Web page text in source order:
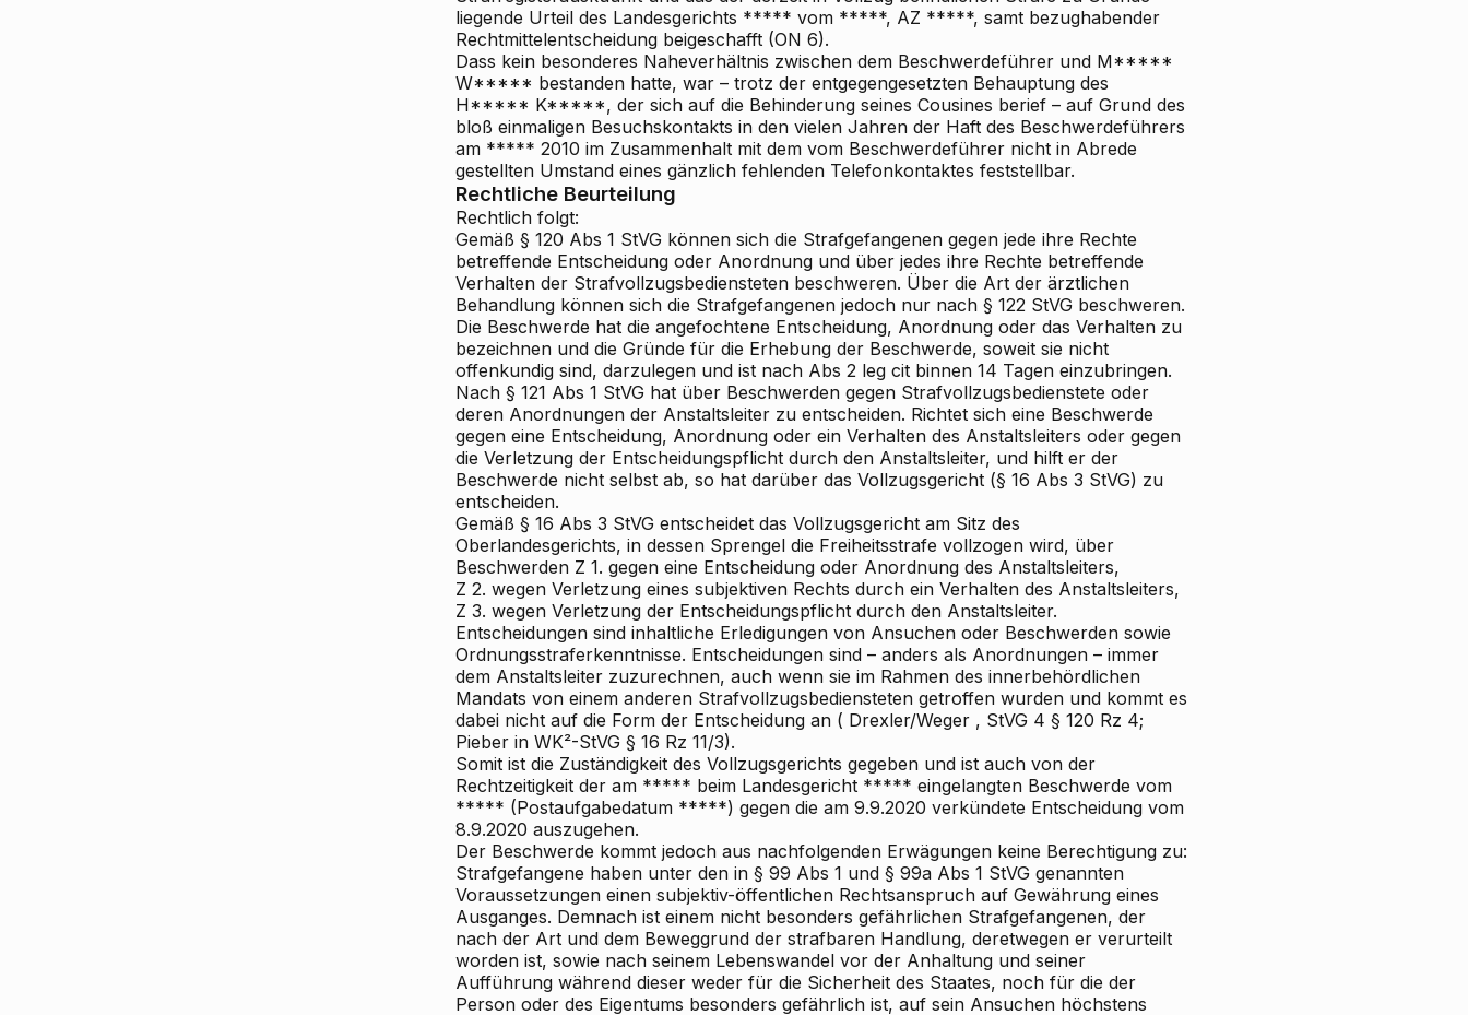
liegende Urteil des Landesgerichts ***** vom *****, AZ *****, samt bezughabender
Rechtmittelentscheidung beigeschafft (ON 6).
Dass kein besonderes Naheverhältnis zwischen dem Beschwerdeführer und M*****
W***** bestanden hatte, war – trotz der entgegengesetzten Behauptung des
H***** K*****, der sich auf die Behinderung seines Cousines berief – auf Grund des
bloß einmaligen Besuchskontakts in den vielen Jahren der Haft des Beschwerdeführers
am ***** 2010 im Zusammenhalt mit dem vom Beschwerdeführer nicht in Abrede
gestellten Umstand eines gänzlich fehlenden Telefonkontaktes feststellbar.
Rechtliche Beurteilung
Rechtlich folgt:
Gemäß § 120 Abs 1 StVG können sich die Strafgefangenen gegen jede ihre Rechte
betreffende Entscheidung oder Anordnung und über jedes ihre Rechte betreffende
Verhalten der Strafvollzugsbediensteten beschweren. Über die Art der ärztlichen
Behandlung können sich die Strafgefangenen jedoch nur nach § 122 StVG beschweren.
Die Beschwerde hat die angefochtene Entscheidung, Anordnung oder das Verhalten zu
bezeichnen und die Gründe für die Erhebung der Beschwerde, soweit sie nicht
offenkundig sind, darzulegen und ist nach Abs 2 leg cit binnen 14 Tagen einzubringen.
Nach § 121 Abs 1 StVG hat über Beschwerden gegen Strafvollzugsbedienstete oder
deren Anordnungen der Anstaltsleiter zu entscheiden. Richtet sich eine Beschwerde
gegen eine Entscheidung, Anordnung oder ein Verhalten des Anstaltsleiters oder gegen
die Verletzung der Entscheidungspflicht durch den Anstaltsleiter, und hilft er der
Beschwerde nicht selbst ab, so hat darüber das Vollzugsgericht (§ 16 Abs 3 StVG) zu
entscheiden.
Gemäß § 16 Abs 3 StVG entscheidet das Vollzugsgericht am Sitz des
Oberlandesgerichts, in dessen Sprengel die Freiheitsstrafe vollzogen wird, über
Beschwerden Z 1. gegen eine Entscheidung oder Anordnung des Anstaltsleiters,
Z 2. wegen Verletzung eines subjektiven Rechts durch ein Verhalten des Anstaltsleiters,
Z 3. wegen Verletzung der Entscheidungspflicht durch den Anstaltsleiter.
Entscheidungen sind inhaltliche Erledigungen von Ansuchen oder Beschwerden sowie
Ordnungsstraferkenntnisse. Entscheidungen sind – anders als Anordnungen – immer
dem Anstaltsleiter zuzurechnen, auch wenn sie im Rahmen des innerbehördlichen
Mandats von einem anderen Strafvollzugsbediensteten getroffen wurden und kommt es
dabei nicht auf die Form der Entscheidung an ( Drexler/Weger , StVG 4 § 120 Rz 4;
Pieber in WK²-StVG § 16 Rz 11/3).
Somit ist die Zuständigkeit des Vollzugsgerichts gegeben und ist auch von der
Rechtzeitigkeit der am ***** beim Landesgericht ***** eingelangten Beschwerde vom
***** (Postaufgabedatum *****) gegen die am 9.9.2020 verkündete Entscheidung vom
8.9.2020 auszugehen.
Der Beschwerde kommt jedoch aus nachfolgenden Erwägungen keine Berechtigung zu:
Strafgefangene haben unter den in § 99 Abs 1 und § 99a Abs 1 StVG genannten
Voraussetzungen einen subjektiv-öffentlichen Rechtsanspruch auf Gewährung eines
Ausganges. Demnach ist einem nicht besonders gefährlichen Strafgefangenen, der
nach der Art und dem Beweggrund der strafbaren Handlung, deretwegen er verurteilt
worden ist, sowie nach seinem Lebenswandel vor der Anhaltung und seiner
Aufführung während dieser weder für die Sicherheit des Staates, noch für die der
Person oder des Eigentums besonders gefährlich ist, auf sein Ansuchen höchstens